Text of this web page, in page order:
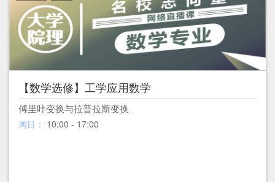
【数学选修】工学应用数学
傅里叶变换与拉普拉斯变换
周日： 10:00 - 17:00